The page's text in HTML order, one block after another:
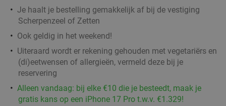
34%
Indiaas 3-gangendiner naar keuze bij
Dhamaka Indian Restaurant
Vandaag Morgen Di Wo
Dhamaka Indian Restaurant
9.6 star
Arnhem 20 min.
Verkocht: 351 Regulier €32
Je haalt je bestelling gemakkelijk af bij de vestiging
Scherpenzeel of Zetten
Ook geldig in het weekend!
Uiteraard wordt er rekening gehouden met vegetariërs en
(di)eetwensen of allergieën, vermeld deze bij je
reservering
Alleen vandaag: bij elke €10 die je besteedt, maak je
gratis kans op een iPhone 17 Pro t.w.v. €1.329!